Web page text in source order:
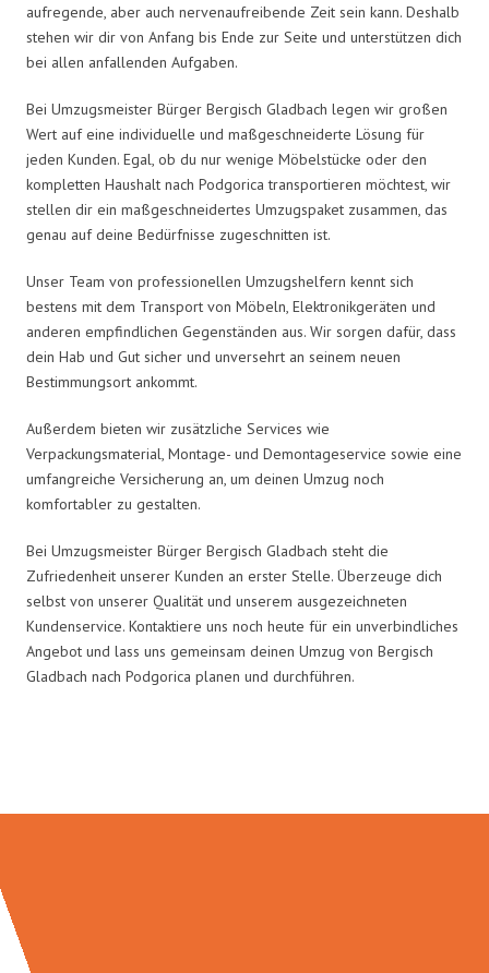
aufregende, aber auch nervenaufreibende Zeit sein kann. Deshalb
stehen wir dir von Anfang bis Ende zur Seite und unterstützen dich
bei allen anfallenden Aufgaben.
Bei Umzugsmeister Bürger Bergisch Gladbach legen wir großen
Wert auf eine individuelle und maßgeschneiderte Lösung für
jeden Kunden. Egal, ob du nur wenige Möbelstücke oder den
kompletten Haushalt nach Podgorica transportieren möchtest, wir
stellen dir ein maßgeschneidertes Umzugspaket zusammen, das
genau auf deine Bedürfnisse zugeschnitten ist.
Unser Team von professionellen Umzugshelfern kennt sich
bestens mit dem Transport von Möbeln, Elektronikgeräten und
anderen empfindlichen Gegenständen aus. Wir sorgen dafür, dass
dein Hab und Gut sicher und unversehrt an seinem neuen
Bestimmungsort ankommt.
Außerdem bieten wir zusätzliche Services wie
Verpackungsmaterial, Montage- und Demontageservice sowie eine
umfangreiche Versicherung an, um deinen Umzug noch
komfortabler zu gestalten.
Bei Umzugsmeister Bürger Bergisch Gladbach steht die
Zufriedenheit unserer Kunden an erster Stelle. Überzeuge dich
selbst von unserer Qualität und unserem ausgezeichneten
Kundenservice. Kontaktiere uns noch heute für ein unverbindliches
Angebot und lass uns gemeinsam deinen Umzug von Bergisch
Gladbach nach Podgorica planen und durchführen.